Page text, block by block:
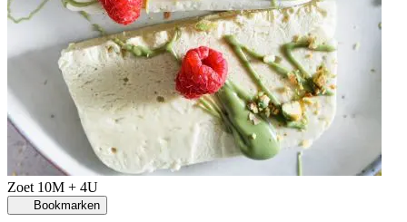
Zoet 10M + 4U
Bookmarken